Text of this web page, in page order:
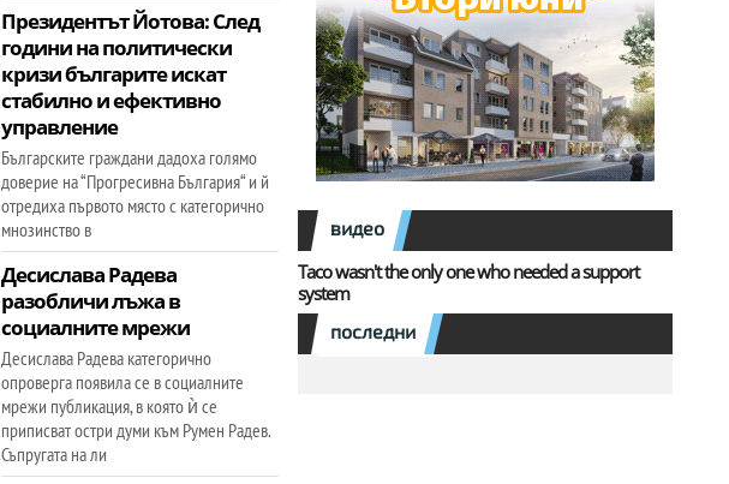
Президентът Йотова: След
години на политически
кризи българите искат
стабилно и ефективно
управление
Българските граждани дадоха голямо
доверие на “Прогресивна България“ и й
отредиха първото място с категорично
мнозинство в
Десислава Радева
разобличи лъжа в
социалните мрежи
Десислава Радева категорично
опроверга появила се в социалните
мрежи публикация, в която ѝ се
приписват остри думи към Румен Радев.
Съпругата на ли
видео
Taco wasn't the only one who needed a support
system
последни